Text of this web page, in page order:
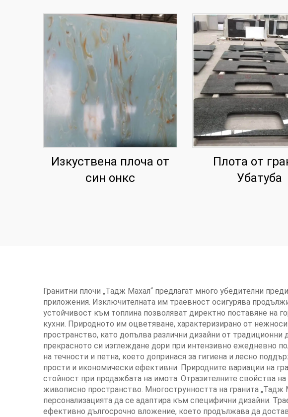
Изкуствена плоча от
син онкс
Плота от
Убатуба
Гранитни плочи „Тадж Махал“ предлагат много убедителни
приложения. Изключителната им траевност осигурява
устойчивост към топлина позволяват директно поставяне на
кухни. Природното им оцветяване, характеризирано от
пространство, като допълва различни дизайни от
прекрасното си изглеждане дори при интензивно ежедневно
на течности и петна, което допринася за гигиена и лесно
прости и икономически ефективни. Природните вариации на
стойност при продажбата на имота. Отразителните свойства
живописно пространство. Многострунността на гранита
персонализацията да се адаптира към специфични дизайни.
ефективно дългосрочно вложение, което продължава да